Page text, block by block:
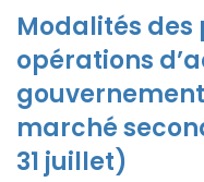
Modalités des
opérations
marché
31 juillet)